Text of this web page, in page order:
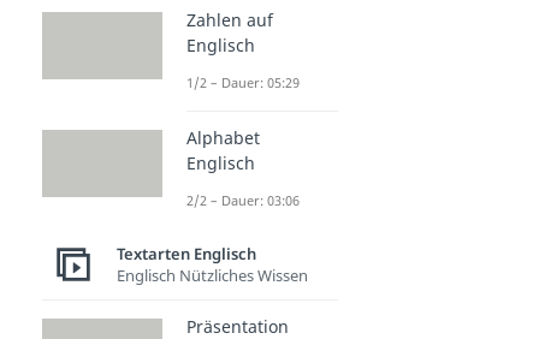
Zahlen auf
Englisch
1/2 – Dauer: 05:29
Alphabet
Englisch
2/2 – Dauer: 03:06
Textarten Englisch
Englisch Nützliches Wissen
Präsentation